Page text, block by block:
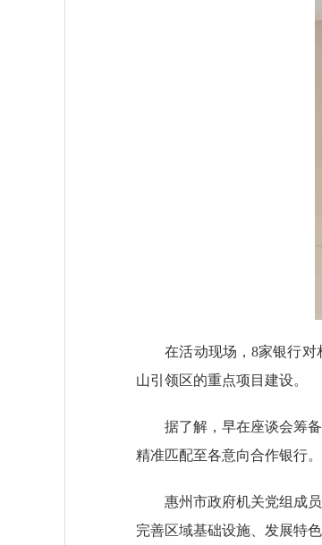
在活动现场，8家银行对相
山引领区的重点项目建设。
据了解，早在座谈会筹备
精准匹配至各意向合作银行
惠州市政府机关党组成员
完善区域基础设施、发展特